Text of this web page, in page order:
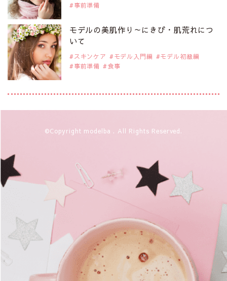
2019年9月29日
注目モデルを1名追加いたしました。
是非ご覧ください。
注目モデル 藤井サチさん
2019年9月29日
注目モデルを1名追加いたしました。
2019年9月29日
注目モデルを1名追加いたしました。
注目のアジア系モデル
事前準備
モデルの美肌作り～にきび・肌荒れにつ
いて
スキンケア モデル入門編
モデル初級編
事前準備
食事
©Copyright modelba . All Rights Reserved.